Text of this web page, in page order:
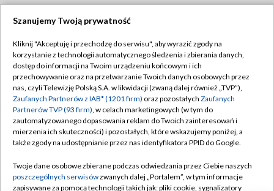
TVP
Abonament TVP
Emisja w TVP
Centrum informacji TVP
Naziemna Telewizja Cyfrowa
Rada Programowa
Regulamin TVP
Polityka prywatności
Moje zgody
Pomoc
Kontakt
Szanujemy Twoją prywatność
Kliknij "Akceptuję i przechodzę do serwisu", aby wyrazić zgody na
korzystanie z technologii automatycznego śledzenia i zbierania danych,
dostęp do informacji na Twoim urządzeniu końcowym i ich
przechowywanie oraz na przetwarzanie Twoich danych osobowych przez
nas, czyli Telewizję Polską S.A. w likwidacji (zwaną dalej również „TVP”),
Zaufanych Partnerów z IAB* (1201 firm) oraz pozostałych Zaufanych
Partnerów TVP (93 firm), w celach marketingowych (w tym do
zautomatyzowanego dopasowania reklam do Twoich zainteresowań i
mierzenia ich skuteczności) i pozostałych, które wskazujemy poniżej, a
także zgody na udostępnianie przez nas identyfikatora PPID do Google.
Twoje dane osobowe zbierane podczas odwiedzania przez Ciebie naszych
poszczególnych serwisówzwanych dalej „Portalem”, w tym informacje
zapisywane za pomocą technologii takich jak: pliki cookie, sygnalizatory